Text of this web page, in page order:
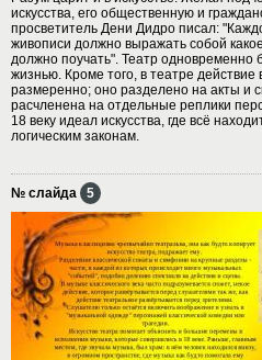
искусства, его общественную и
просветитель Дени Дидро писал:
живописи должно выражать собой
должно поучать". Театр одновременно
жизнью. Кроме того, в театре
размеренно; оно разделено на акты и
расчленена на отдельные реплики
18 веку идеал искусства, где всё
логическим законам.
№ слайда 5